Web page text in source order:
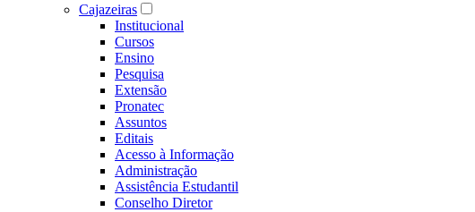
Cajazeiras
Institucional
Cursos
Ensino
Pesquisa
Extensão
Pronatec
Assuntos
Editais
Acesso à Informação
Administração
Assistência Estudantil
Conselho Diretor